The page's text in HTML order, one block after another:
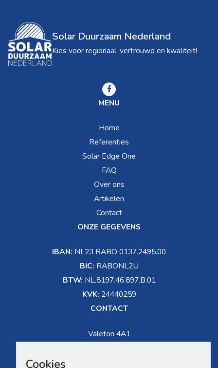
Solar Duurzaam Nederland
Kies voor regionaal, vertrouwd en kwaliteit!
MENU
Home
Referenties
Solar Edge One
FAQ
Over ons
Artikelen
Contact
ONZE GEGEVENS
IBAN: NL23 RABO 0137.2495.00
BIC: RABONL2U
BTW: NL.8197.46.897.B.01
KVK: 24440259
CONTACT
Valeton 4A1
Cookies